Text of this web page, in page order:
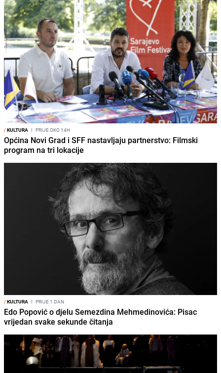
/KULTURA I PRIJE OKO 14H
Općina Novi Grad i SFF nastavljaju partnerstvo: Filmski
program na tri lokacije
/KULTURA I PRIJE 1 DAN
Edo Popović o djelu Semezdina Mehmedinovića: Pisac
vrijedan svake sekunde čitanja